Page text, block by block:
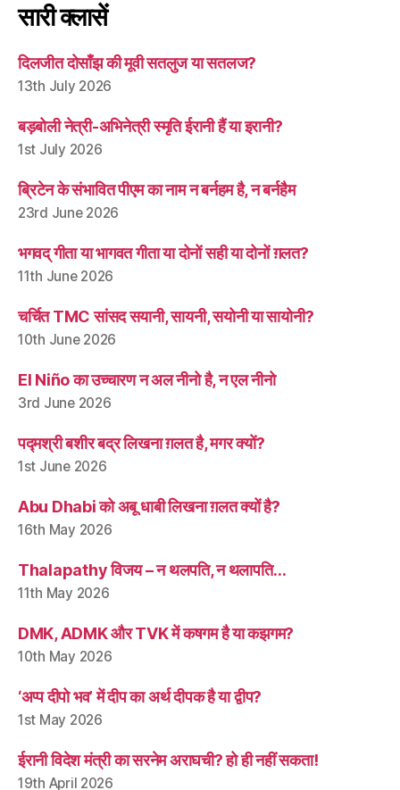
सारी क्लासें
दिलजीत दोसाँझ की मूवी सतलुज या सतलज?
13th July 2026
बड़बोली नेत्री-अभिनेत्री स्मृति ईरानी हैं या इरानी?
1st July 2026
ब्रिटेन के संभावित पीएम का नाम न बर्नहम है, न बर्नहैम
23rd June 2026
भगवद् गीता या भागवत गीता या दोनों सही या दोनों ग़लत?
11th June 2026
चर्चित TMC सांसद सयानी, सायनी, सयोनी या सायोनी?
10th June 2026
El Niño का उच्चारण न अल नीनो है, न एल नीनो
3rd June 2026
पद्मश्री बशीर बद्र लिखना ग़लत है, मगर क्यों?
1st June 2026
Abu Dhabi को अबू धाबी लिखना ग़लत क्यों है?
16th May 2026
Thalapathy विजय – न थलपति, न थलापति…
11th May 2026
DMK, ADMK और TVK में कषगम है या कझगम?
10th May 2026
‘अप्प दीपो भव’ में दीप का अर्थ दीपक है या द्वीप?
1st May 2026
ईरानी विदेश मंत्री का सरनेम अराघची? हो ही नहीं सकता!
19th April 2026